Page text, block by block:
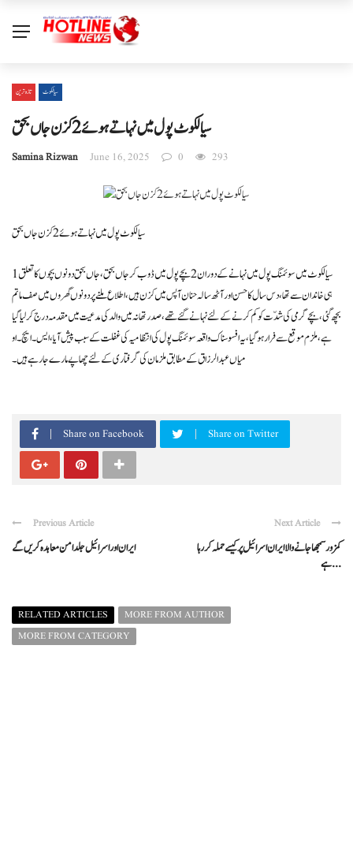
تازہ ترین سیالکوٹ
سیالکوٹ پول میں نہاتے ہوئے 2 کزن جاں بحق
Samina Rizwan June 16, 2025 0 293
سیالکوٹ پول میں نہاتے ہوئے 2 کزن جاں بحق
سیالکوٹ میں سوئمنگ پول میں نہانے کے دوران 2 بچے پول میں ڈوب کر جاں بحق ، جاں بحق دونوں بچوں کا تعلق 1
ہی خاندان سے تھا، دس سال کا حسن اور آٹھ سالہ حنان آپس میں کزن ہیں،اطلاع ملنے پر دونوں گھروں میں صف ماتم
بچھ گئی، بچے گرمی کی شدّت کو کم کرنے کے لئے نہانے گئے تھے، صدر تھانہ میں والد کی مدعیت میں مقدمہ درج کر لیا گیا
ہے، ملزم موقع سے فرار ہو گیا، یہ افسوسناک واقعہ سوئمنگ پول کی انتظامیہ کی غفلت کے سبب پیش آیا، ایس۔ ایچ۔ او
میاں عبد الرزاق کے مطابق ملزمان کی گرفتاری کے لئے چھاپے مارے جا رہے ہیں۔
Share on Facebook Share on Twitter
Previous Article
ایران اور اسرائیل جلد امن معاہدہ کریں گے
Next Article
کمزور سمجھا جانے والا ایران اسرائیل پر کیسے حملہ کر رہا
ہے ...
RELATED ARTICLES
MORE FROM AUTHOR
MORE FROM CATEGORY